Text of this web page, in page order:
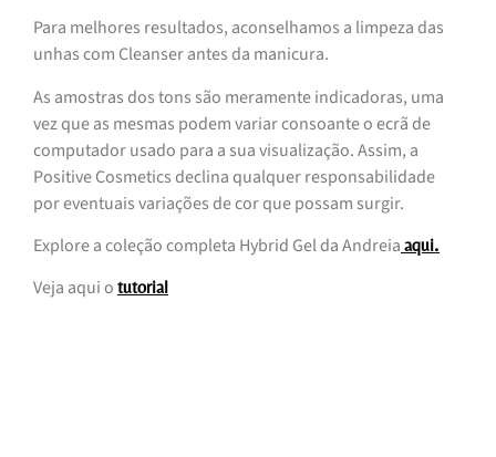
Para melhores resultados, aconselhamos a limpeza das
unhas com Cleanser antes da manicura.
As amostras dos tons são meramente indicadoras, uma
vez que as mesmas podem variar consoante o ecrã de
computador usado para a sua visualização. Assim, a
Positive Cosmetics declina qualquer responsabilidade
por eventuais variações de cor que possam surgir.
Explore a coleção completa Hybrid Gel da Andreia aqui.
Veja aqui o tutorial